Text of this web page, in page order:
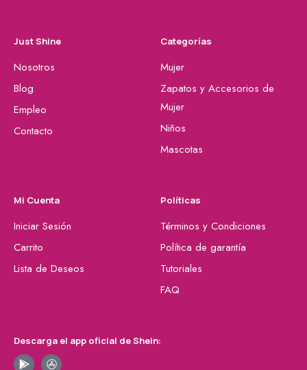
Just Shine
Nosotros
Blog
Empleo
Contacto
Categorías
Mujer
Zapatos y Accesorios de
Mujer
Niños
Mascotas
Mi Cuenta
Iniciar Sesión
Carrito
Lista de Deseos
Políticas
Términos y Condiciones
Política de garantía
Tutoriales
FAQ
Descarga el app oficial de Shein: